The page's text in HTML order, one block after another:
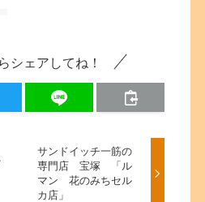
シェアしてね！
サンドイッチ一筋の
専門店 宝塚 「ル
マン 花のみちセル
カ店」